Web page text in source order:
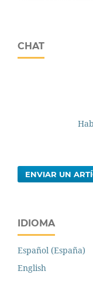
CHAT
ENVIAR UN
IDIOMA
Español (España)
English